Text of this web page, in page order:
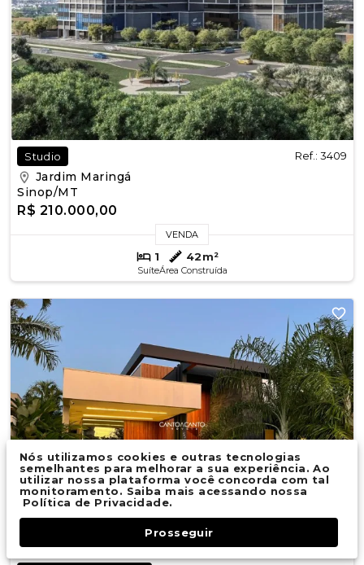
Studio Ref.: 3409
Jardim Maringá
Sinop/MT
R$ 210.000,00
VENDA
1
Suíte
42m²
Área Construída
Nós utilizamos cookies e outras tecnologias
semelhantes para melhorar a sua experiência. Ao
utilizar nossa plataforma você concorda com tal
monitoramento. Saiba mais acessando nossa
Política de Privacidade.
Prosseguir